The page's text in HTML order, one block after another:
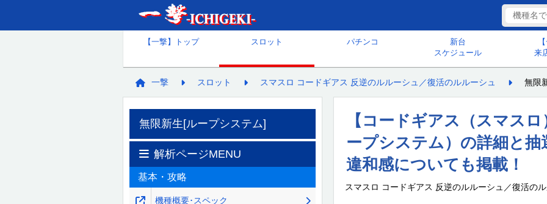
【一撃】トップ スロット パチンコ
新台
スケジュール
来
一撃 スロット スマスロ コードギアス 反逆のルルーシュ／復活のルルーシュ 無限
【コードギアス（スマス
ープシステム）の詳細と抽
違和感についても掲載！
スマスロ コードギアス 反逆のルルーシュ／復活のル
無限新生[ループシステム]
解析ページMENU
基本・攻略
機種概要･スペック